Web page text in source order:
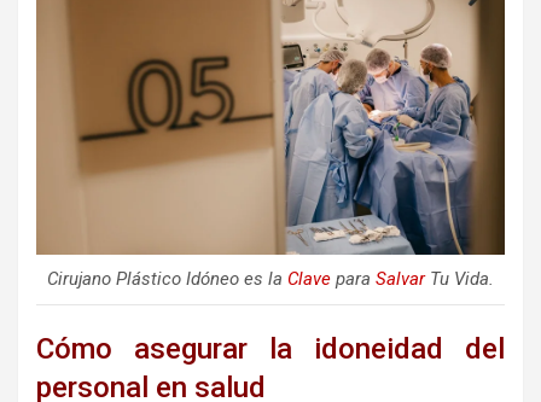
Cirujano Plástico Idóneo es la Clave para SalvarTu Vida.
Cómo asegurar la idoneidad del
personal en salud